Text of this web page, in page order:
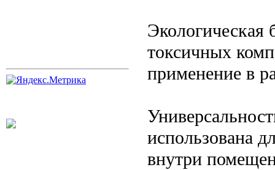
Экологическая
токсичных
применение в
использована
внутри